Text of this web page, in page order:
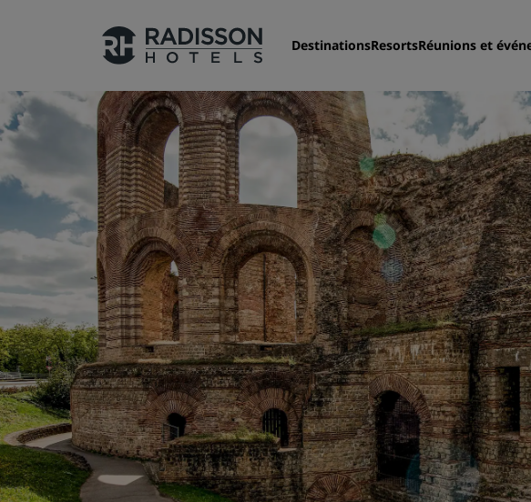
DestinationsResortsRéunions et
Nos enseignes
Marques Radisson Hotels
Marques affiliées en Chine